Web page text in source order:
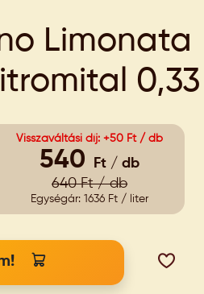
Limonata
0,33 l
Visszaváltási díj: +50 Ft / db
540
Ft / db
640 Ft / db
Egységár: 1636 Ft / liter